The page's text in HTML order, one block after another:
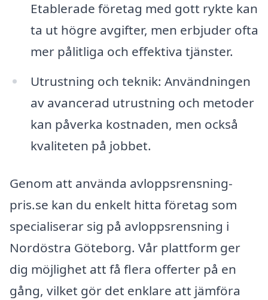
Etablerade företag med gott rykte kan
ta ut högre avgifter, men erbjuder ofta
mer pålitliga och effektiva tjänster.
Utrustning och teknik: Användningen
av avancerad utrustning och metoder
kan påverka kostnaden, men också
kvaliteten på jobbet.
Genom att använda avloppsrensning-
pris.se kan du enkelt hitta företag som
specialiserar sig på avloppsrensning i
Nordöstra Göteborg. Vår plattform ger
dig möjlighet att få flera offerter på en
gång, vilket gör det enklare att jämföra